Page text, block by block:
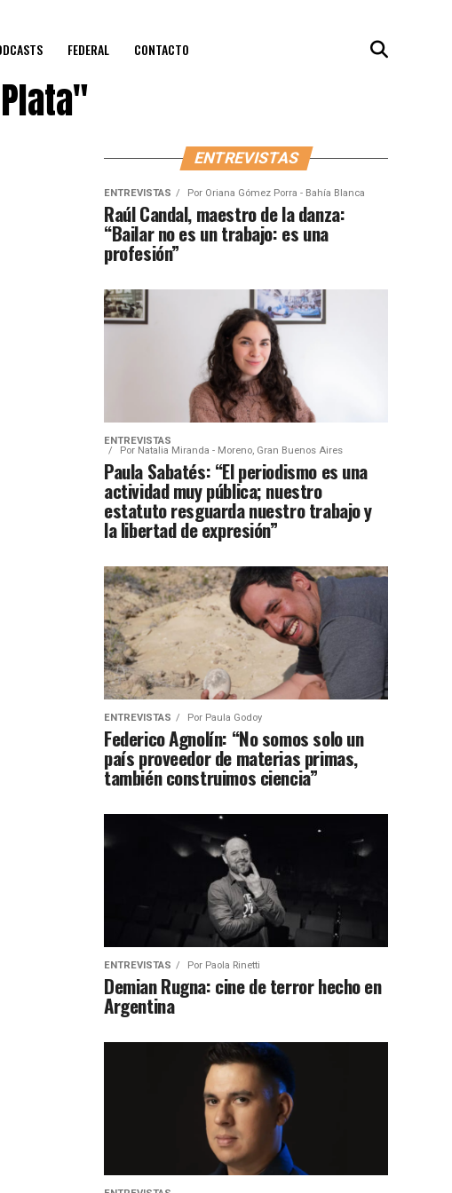
FEDERAL CONTACTO
ENTREVISTAS
ENTREVISTAS Por Oriana Gómez Porra - Bahía Blanca
Raúl Candal, maestro de la danza:
“Bailar no es un trabajo: es una
profesión”
ENTREVISTAS
Por Natalia Miranda - Moreno, Gran Buenos Aires
Paula Sabatés: “El periodismo es una
actividad muy pública; nuestro
estatuto resguarda nuestro trabajo y
la libertad de expresión”
ENTREVISTAS Por Paula Godoy
Federico Agnolín: “No somos solo un
país proveedor de materias primas,
también construimos ciencia”
ENTREVISTAS Por Paola Rinetti
Demian Rugna: cine de terror hecho en
Argentina